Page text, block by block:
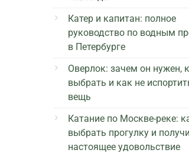
Катер и капитан: полное
руководство по водным
в Петербурге
Оверлок: зачем он нужен,
выбрать и как не
вещь
Катание по Москве-реке:
выбрать прогулку и
настоящее удовольствие